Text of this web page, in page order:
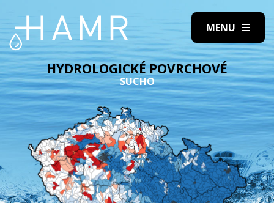
HYDROLOGICKÉ POVRCHOVÉ
SUCHO